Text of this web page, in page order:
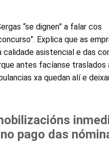
“se dignen” a falar cos
Explica que as
asistencial e das
antes facíanse traslados
xa quedan alí e
pago das